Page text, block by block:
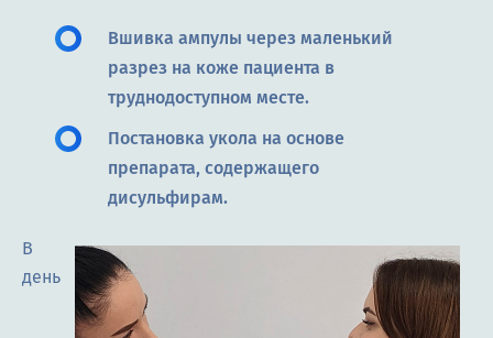
Вшивка ампулы через маленький
разрез на коже пациента в
труднодоступном месте.
Постановка укола на основе
препарата, содержащего
дисульфирам.
В
день